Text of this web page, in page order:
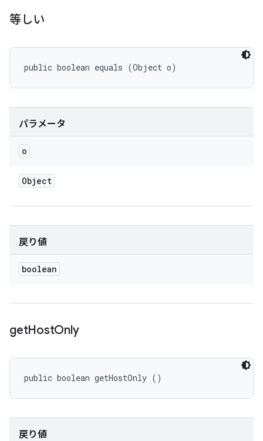
等しい
public boolean equals (Object o)
パラメータ
o
Object
戻り値
boolean
getHostOnly
public boolean getHostOnly ()
戻り値